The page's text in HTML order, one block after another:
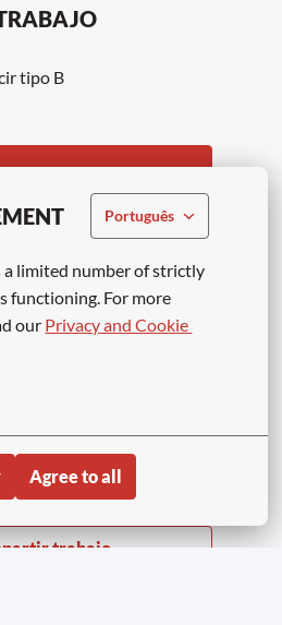
Português
a limited number of strictly
functioning. For more
our Privacy and Cookie
Agree to all
tipo B
WITH LINKEDIN
cookies
trabajo